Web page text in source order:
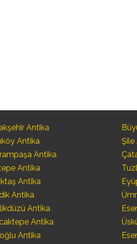
Antika
Antika
Antika
Antika
Antika
Antika
Antika
Antika
Antika
Şile